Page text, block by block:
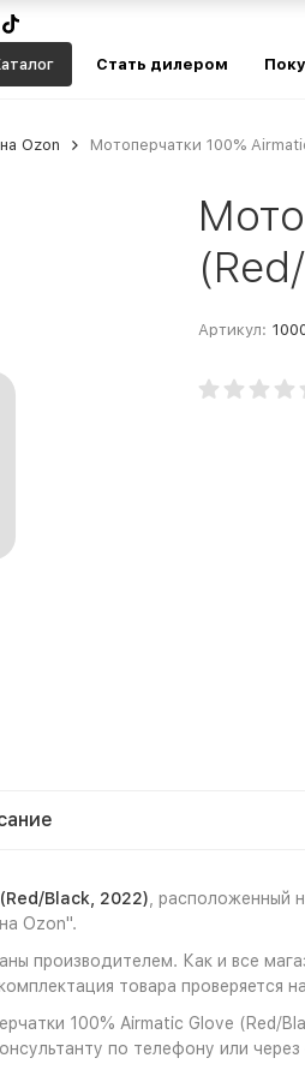
Стать дилером
Ozon Мотоперчатки 100%
Артикул:
Black, 2022) , расположенный
Ozon".
производителем. Как и все
товара проверяется
100% Airmatic Glove (Red/
по телефону или через